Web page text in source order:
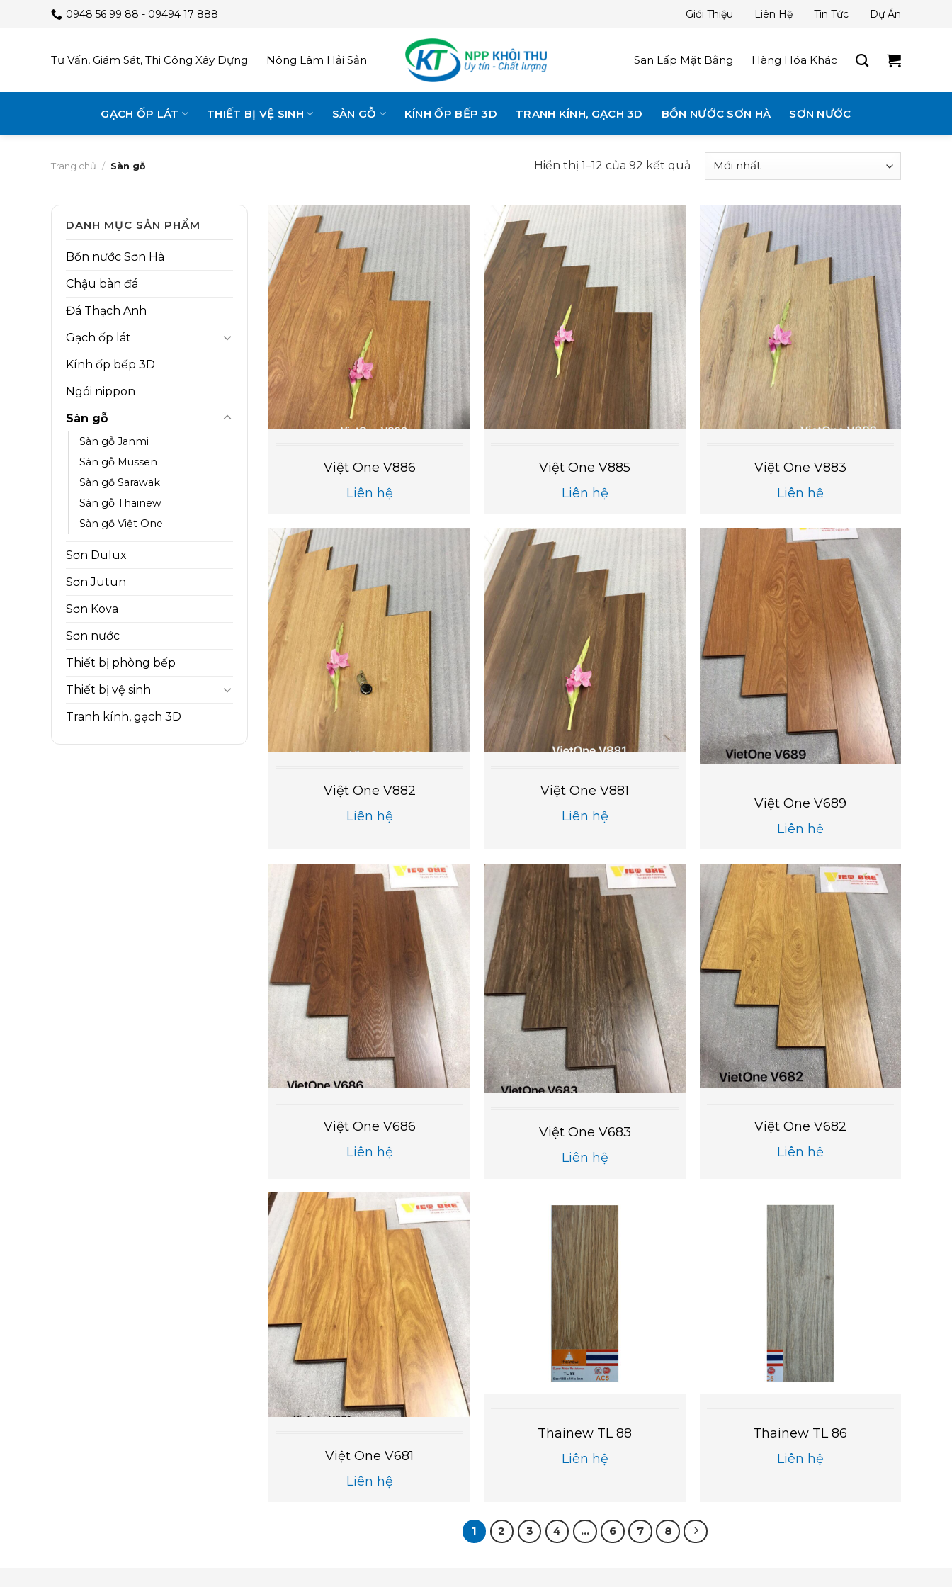
0948 56 99 88 - 09494 17 888 Giới Thiệu Liên Hệ Tin Tức Dự Án
Tư Vấn, Giám Sát, Thi Công Xây Dựng Nông Lâm Hải Sản San Lấp Mặt Bằng Hàng Hóa Khác
GẠCH ỐP LÁT THIẾT BỊ VỆ SINH SÀN GỖ KÍNH ỐP BẾP 3D TRANH KÍNH, GẠCH 3D BỒN NƯỚC SƠN HÀ SƠN NƯỚC
Trang chủ / Sàn gỗ Hiển thị 1–12 của 92 kết quả
DANH MỤC SẢN PHẨM
Bồn nước Sơn Hà
Chậu bàn đá
Đá Thạch Anh
Gạch ốp lát
Kính ốp bếp 3D
Ngói nippon
Sàn gỗ
Sàn gỗ Janmi
Sàn gỗ Mussen
Sàn gỗ Sarawak
Sàn gỗ Thainew
Sàn gỗ Việt One
Sơn Dulux
Sơn Jutun
Sơn Kova
Sơn nước
Thiết bị phòng bếp
Thiết bị vệ sinh
Tranh kính, gạch 3D
Việt One V886
Liên hệ
Việt One V885
Liên hệ
Việt One V883
Liên hệ
Việt One V882
Liên hệ
Việt One V881
Liên hệ
Việt One V689
Liên hệ
Việt One V686
Liên hệ
Việt One V683
Liên hệ
Việt One V682
Liên hệ
Việt One V681
Liên hệ
Thainew TL 88
Liên hệ
Thainew TL 86
Liên hệ
1 2 3 4 … 6 7 8